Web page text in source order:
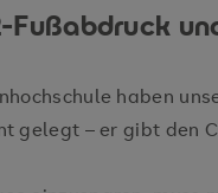
Fußabdruck
haben
gelegt – er gibt den